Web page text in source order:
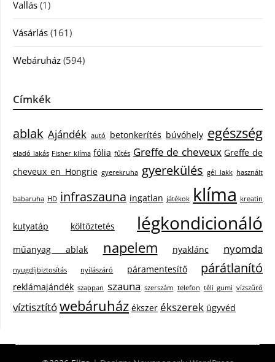
Vallás (1)
Vásárlás (161)
Webáruház (594)
Címkék
ablak Ajándék autó betonkerítés búvóhely egészség
eladó lakás Fisher klíma fólia fűtés Greffe de cheveux Greffe de
cheveux en Hongrie gyerekruha gyerekülés gél lakk használt
babaruha HD infraszauna ingatlan játékok klíma kreatin
kutyatáp költöztetés légkondicionáló
műanyag ablak napelem nyaklánc nyomda
nyugdíjbiztosítás nyílászáró páramentesítő párátlanító
reklámajándék szappan szauna szerszám telefon téli gumi vízszűrő
víztisztítówebáruház ékszer ékszerek ügyvéd